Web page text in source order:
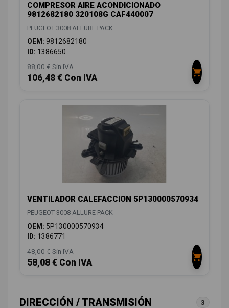
COMPRESOR AIRE ACONDICIONADO
9812682180 320108G CAF440007
PEUGEOT 3008 ALLURE PACK
OEM: 9812682180
ID: 1386650
88,00 € Sin IVA
106,48 € Con IVA
VENTILADOR CALEFACCION 5P130000570934
PEUGEOT 3008 ALLURE PACK
OEM: 5P130000570934
ID: 1386771
48,00 € Sin IVA
58,08 € Con IVA
DIRECCIÓN / TRANSMISIÓN 3